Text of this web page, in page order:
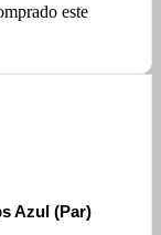
este
Azul (Par)